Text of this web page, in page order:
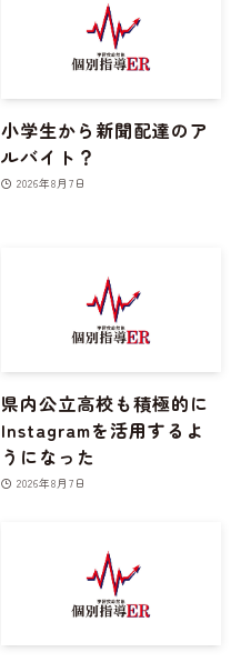
小学生から新聞配達のア
ルバイト？
2026年8月7日
県内公立高校も積極的に
Instagramを活用するよ
うになった
2026年8月7日